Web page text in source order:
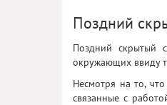
Поздний
Поздний скрытый
окружающих ввиду
Несмотря на то,
связанные с